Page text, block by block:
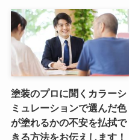
塗装のプロに聞くカラーシ
ミュレーションで選んだ色
が塗れるかの不安を払拭で
きる方法をお伝えします！